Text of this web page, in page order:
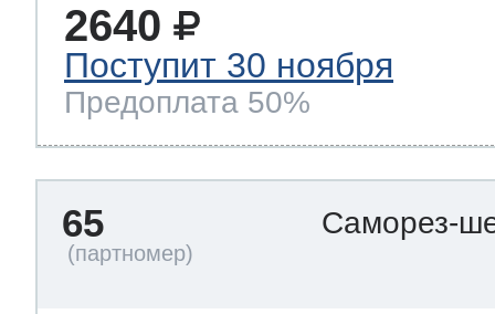
2640
Поступит 30 ноября
Предоплата 50%
65 Саморез-